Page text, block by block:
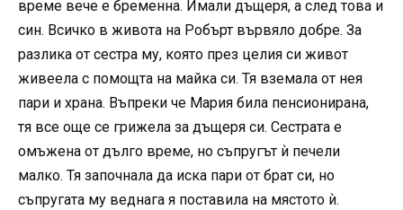
време вече е бременна. Имали дъщеря, а след това и
син. Всичко в живота на Робърт вървяло добре. За
разлика от сестра му, която през целия си живот
живеела с помощта на майка си. Тя вземала от нея
пари и храна. Въпреки че Мария била пенсионирана,
тя все още се грижела за дъщеря си. Сестрата е
омъжена от дълго време, но съпругът ѝ печели
малко. Тя започнала да иска пари от брат си, но
съпругата му веднага я поставила на мястото ѝ.